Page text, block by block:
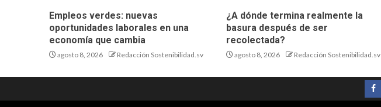
Empleos verdes: nuevas
oportunidades laborales en una
economía que cambia
agosto 8, 2026 Redacción Sostenibilidad.sv
¿A dónde termina realmente la
basura después de ser
recolectada?
agosto 8, 2026 Redacción Sostenibilidad.sv